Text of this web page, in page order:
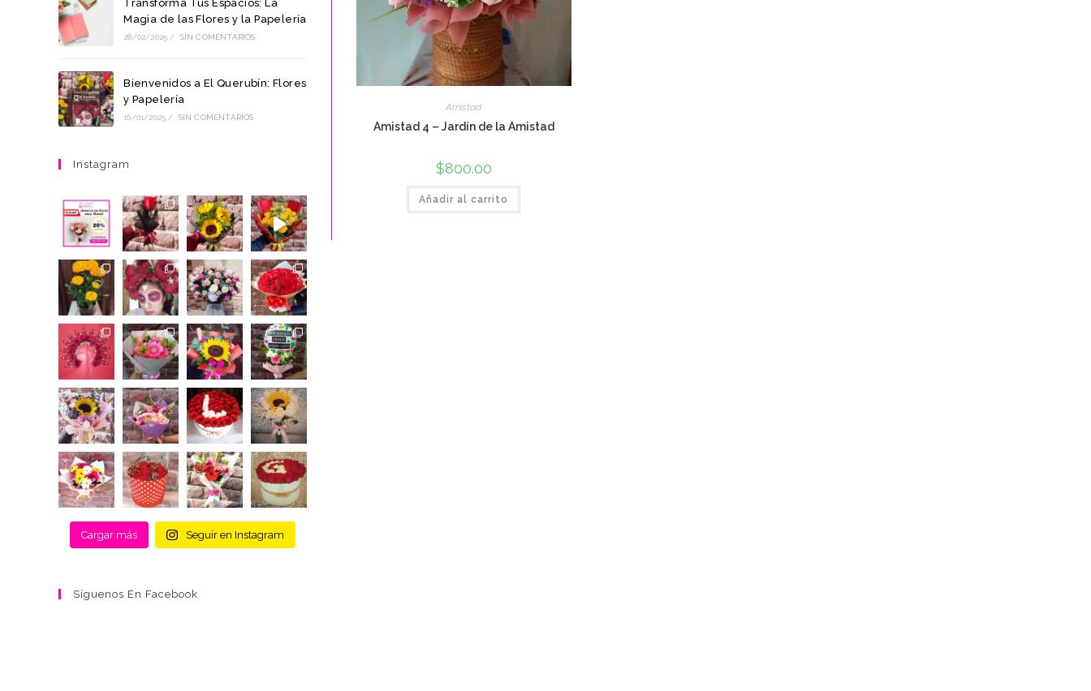
Amistad
Amistad 4 – Jardín de la Amistad
$800.00
Añadir al carrito
Transforma Tus Espacios: La
Magia de las Flores y la Papelería
28/02/2025 / SIN COMENTARIOS
Bienvenidos a El Querubín: Flores
y Papelería
16/01/2025 / SIN COMENTARIOS
Instagram
Cargar más Seguir en Instagram
Síguenos En Facebook